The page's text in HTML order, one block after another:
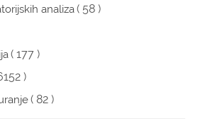
analiza( 58 )
( 177 )
)
( 82 )